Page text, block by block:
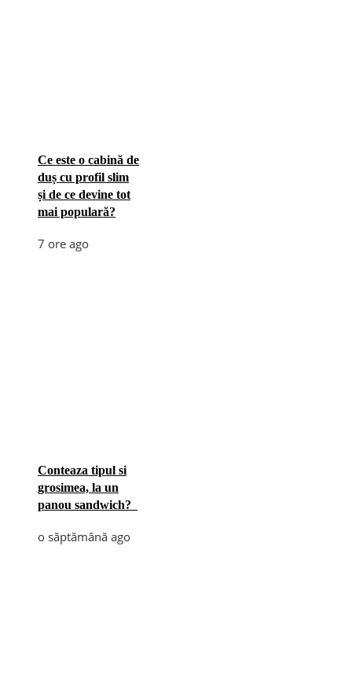
Ce este o cabină de
duș cu profil slim
și de ce devine tot
mai populară?
7 ore ago
Conteaza tipul si
grosimea, la un
panou sandwich?
o săptămână ago